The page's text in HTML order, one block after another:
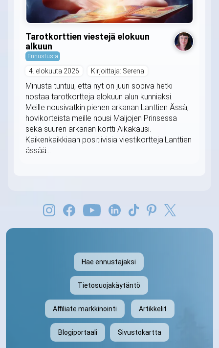
Tarotkorttien viestejä elokuun
alkuun
Ennustusta
4. elokuuta 2026 Kirjoittaja: Serena
Minusta tuntuu, että nyt on juuri sopiva hetki
nostaa tarotkortteja elokuun alun kunniaksi.
Meille nousivatkin pienen arkanan Lanttien Ässä,
hovikorteista meille nousi Maljojen Prinsessa
sekä suuren arkanan kortti Aikakausi.
Kaikenkaikkiaan positiivisia viestikortteja.Lanttien
ässää...
Hae ennustajaksi
Tietosuojakäytäntö
Affiliate markkinointi Artikkelit
Blogiportaali Sivustokartta